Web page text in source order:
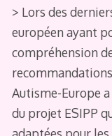
> Lors des
européen ayant
compréhension
Autisme-Europe
du projet ESIPP